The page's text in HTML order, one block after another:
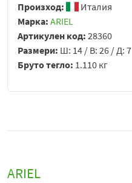
Произход:
Италия
Марка: ARIEL
Артикулен код: 28360
Размери: Ш: 14 / В: 26 / Д: 7
Бруто тегло: 1.110 кг
ARIEL